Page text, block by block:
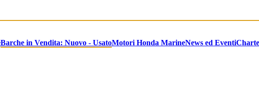
Barche in Vendita: Nuovo - UsatoMotori Honda MarineNews ed Eventi